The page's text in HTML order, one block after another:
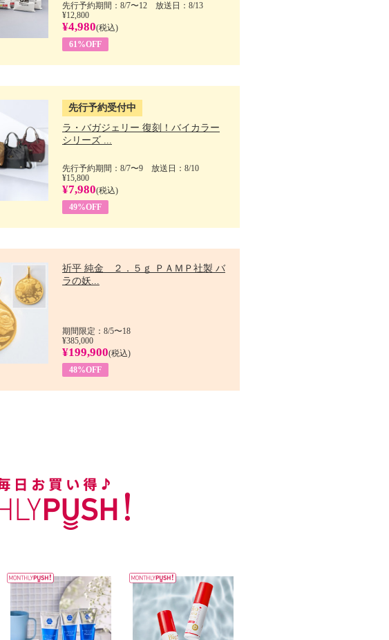
先行予約期間：8/7〜12 放送日：8/13
¥12,800
¥4,980(税込)
61%OFF
先行予約受付中
ラ・バガジェリー 復刻！バイカラー
シリーズ ...
先行予約期間：8/7〜9 放送日：8/10
¥15,800
¥7,980(税込)
49%OFF
祈平 純金 ２．５ｇ ＰＡＭＰ社製 バ
ラの妖...
期間限定：8/5〜18
¥385,000
¥199,900(税込)
48%OFF